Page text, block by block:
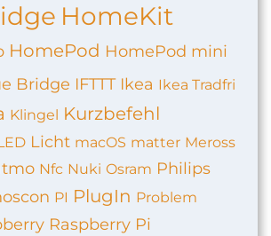
HomeKit
HomePod HomePod mini
Bridge IFTTT Ikea Ikea Tradfri
Klingel Kurzbefehl
Licht macOS matter Meross
Nfc Nuki Osram Philips
PI PlugIn Problem
Raspberry Pi